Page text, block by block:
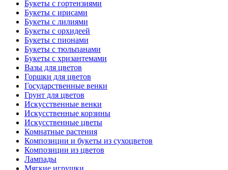
Букеты с гортензиями
Букеты с ирисами
Букеты с лилиями
Букеты с орхидеей
Букеты с пионами
Букеты с тюльпанами
Букеты с хризантемами
Вазы для цветов
Горшки для цветов
Государственные венки
Грунт для цветов
Искусственные венки
Искусственные корзины
Искусственные цветы
Комнатные растения
Композиции и букеты из сухоцветов
Композиции из цветов
Лампады